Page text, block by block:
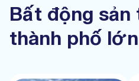
Bất động sản
thành phố lớn